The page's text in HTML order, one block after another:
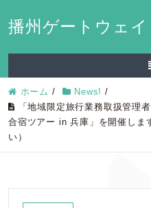
播州ゲートウェイ
ホーム / News! /
「地域限定旅行業務取扱管理
合宿ツアー in 兵庫」を開催しま
い）